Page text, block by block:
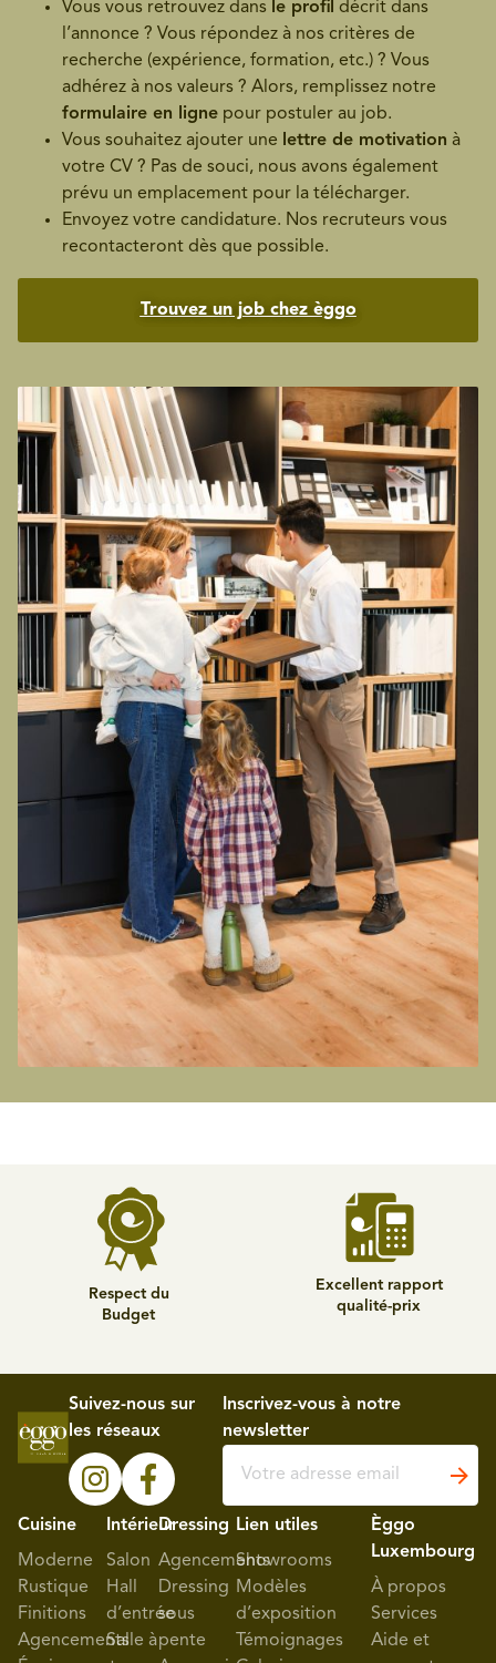
Vous vous retrouvez dans le profil décrit dans
l’annonce ? Vous répondez à nos critères de
recherche (expérience, formation, etc.) ? Vous
adhérez à nos valeurs ? Alors, remplissez notre
formulaire en ligne pour postuler au job.
Vous souhaitez ajouter une lettre de motivation à
votre CV ? Pas de souci, nous avons également
prévu un emplacement pour la télécharger.
Envoyez votre candidature. Nos recruteurs vous
recontacteront dès que possible.
Trouvez un job chez èggo
Respect du
Budget
Excellent rapport
qualité-prix
Suivez-nous sur
les réseaux
Inscrivez-vous à notre
newsletter
Cuisine
Moderne
Rustique
Finitions
Agencements
Intérieur
Salon
Hall
d’entrée
Salle à
Dressing
Agencements
Dressing
sous
pente
Lien utiles
Showrooms
Modèles
d’exposition
Témoignages
Èggo
Luxembourg
À propos
Services
Aide et